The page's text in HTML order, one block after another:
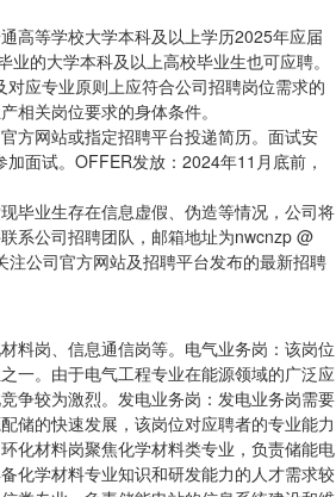
高等学校大学本科及以上学历2025年应届
的大学本科及以上高校毕业生也可应聘。
应专业原则上应符合公司招聘岗位需求的
相关岗位要求的身体条件。
方网站或指定招聘平台投递简历。面试安
面试。OFFER发放：2024年11月底前，
毕业生存在信息虚假、伪造等情况，公司将
系公司招聘团队，邮箱地址为nwcnzp @
公司官方网站及招聘平台发布的最新招聘
料岗、信息通信岗等。电气业务岗：该岗位
一。由于电气工程专业在能源领域的广泛应
争较为激烈。发电业务岗：发电业务岗需要
储的快速发展，该岗位对应聘者的专业能力
化材料岗聚焦化学材料类专业，负责储能电
化学材料专业知识和研发能力的人才需求较